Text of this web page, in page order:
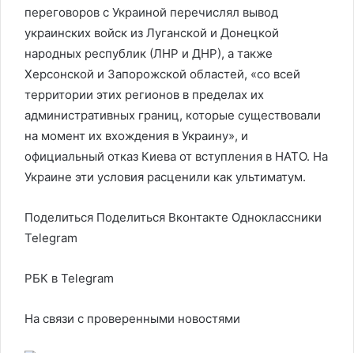
переговоров с Украиной перечислял вывод
украинских войск из Луганской и Донецкой
народных республик (ЛНР и ДНР), а также
Херсонской и Запорожской областей, «со всей
территории этих регионов в пределах их
административных границ, которые существовали
на момент их вхождения в Украину», и
официальный отказ Киева от вступления в НАТО. На
Украине эти условия расценили как ультиматум.
Поделиться Поделиться Вконтакте Одноклассники
Telegram
РБК в Telegram
На связи с проверенными новостями